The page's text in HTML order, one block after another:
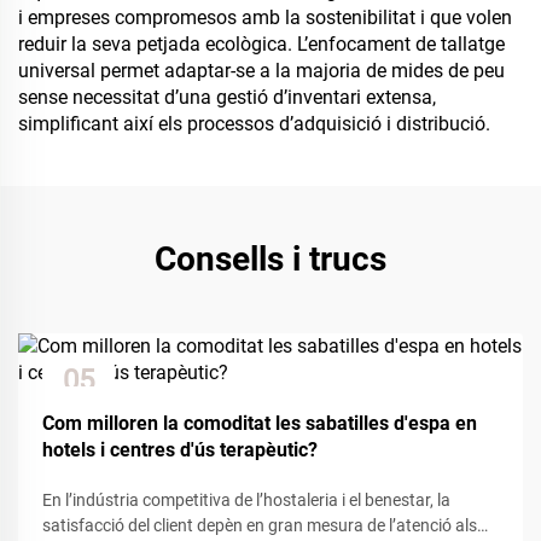
i empreses compromesos amb la sostenibilitat i que volen
reduir la seva petjada ecològica. L’enfocament de tallatge
universal permet adaptar-se a la majoria de mides de peu
sense necessitat d’una gestió d’inventari extensa,
simplificant així els processos d’adquisició i distribució.
Consells i trucs
05
Com milloren la comoditat les sabatilles d'espa en
hotels i centres d'ús terapèutic?
En l’indústria competitiva de l’hostaleria i el benestar, la
satisfacció del client depèn en gran mesura de l’atenció als